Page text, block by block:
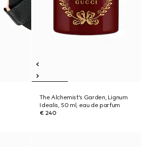
The Alchemist's Garden, Lignum
Idealis, 50 ml, eau de parfum
€ 240